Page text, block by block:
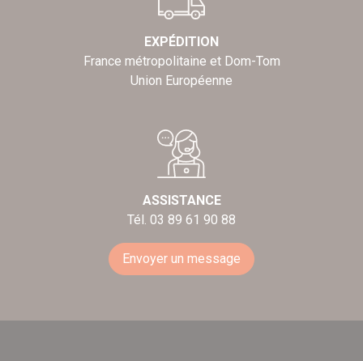
EXPÉDITION
France métropolitaine et Dom-Tom
Union Européenne
ASSISTANCE
Tél. 03 89 61 90 88
Envoyer un message